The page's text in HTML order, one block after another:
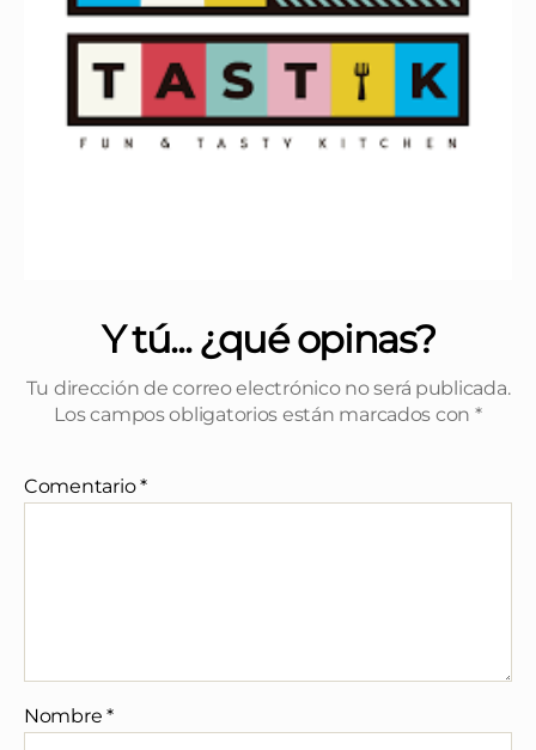
Y tú... ¿qué opinas?
Tu dirección de correo electrónico no será publicada.
Los campos obligatorios están marcados con *
Comentario*
Nombre*